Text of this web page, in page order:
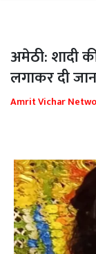
अमेठी: शादी
लगाकर दी
Amrit Vichar